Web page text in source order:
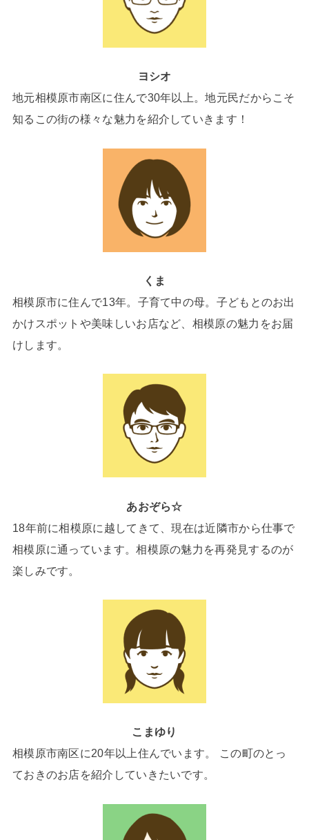
ヨシオ
地元相模原市南区に住んで30年以上。地元民だからこそ
知るこの街の様々な魅力を紹介していきます！
くま
相模原市に住んで13年。子育て中の母。子どもとのお出
かけスポットや美味しいお店など、相模原の魅力をお届
けします。
あおぞら☆
18年前に相模原に越してきて、現在は近隣市から仕事で
相模原に通っています。相模原の魅力を再発見するのが
楽しみです。
こまゆり
相模原市南区に20年以上住んでいます。 この町のとっ
ておきのお店を紹介していきたいです。